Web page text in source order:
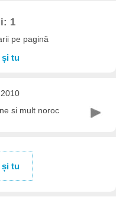
1
pe pagină
și tu
si mult noroc
și tu